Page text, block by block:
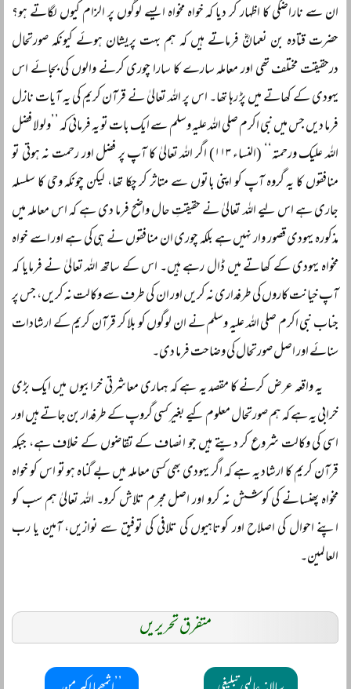
ان سے ناراضگی کا اظہار کر دیا کہ خواہ مخواہ ایسے لوگوں پر الزام کیوں لگاتے ہو؟
حضرت قتادہ بن نعمانؓ فرماتے ہیں کہ ہم بہت پریشان ہوئے کیونکہ صورتحال
درحقیقت مختلف تھی اور معاملہ سارے کا سارا چوری کرنے والوں کی بجائے اس
یہودی کے کھاتے میں پڑ رہا تھا۔ اس پر اللہ تعالیٰ نے قرآن کریم کی یہ آیات نازل
فرما دیں جس میں نبی اکرم صلی اللہ علیہ وسلم سے ایک بات تو یہ فرمائی کہ ’’ولو لا فضل
اللہ علیک ورحمتہ‘‘ (النساء ۱۱۳) اگر اللہ تعالیٰ کا آپ پر فضل اور رحمت نہ ہوتی تو
منافقوں کا یہ گروہ آپ کو اپنی باتوں سے متاثر کر چکا تھا، لیکن چونکہ وحی کا سلسلہ
جاری ہے اس لیے اللہ تعالیٰ نے حقیقتِ حال واضح فرما دی ہے کہ اس معاملہ میں
مذکورہ یہودی قصور وار نہیں ہے بلکہ چوری ان منافقوں نے ہی کی ہے اور اسے خواہ
مخواہ یہودی کے کھاتے میں ڈال رہے ہیں۔ اس کے ساتھ اللہ تعالیٰ نے فرمایا کہ
آپ خیانت کاروں کی طرفداری نہ کریں اور ان کی طرف سے وکالت نہ کریں، جس پر
جناب نبی اکرم صلی اللہ علیہ وسلم نے ان لوگوں کو بلا کر قرآن کریم کے ارشادات
سنائے اور اصل صورتحال کی وضاحت فرما دی۔
یہ واقعہ عرض کرنے کا مقصد یہ ہے کہ ہماری معاشرتی خرابیوں میں ایک بڑی
خرابی یہ ہے کہ ہم صورتحال معلوم کیے بغیر کسی گروپ کے طرفدار بن جاتے ہیں اور
اسی کی وکالت شروع کر دیتے ہیں جو انصاف کے تقاضوں کے خلاف ہے، جبکہ
قرآن کریم کا ارشاد یہ ہے کہ اگر یہودی بھی کسی معاملہ میں بے گناہ ہو تو اس کو خواہ
مخواہ پھنسانے کی کوشش نہ کرو اور اصل مجرم تلاش کرو۔ اللہ تعالیٰ ہم سب کو
اپنے احوال کی اصلاح اور کوتاہیوں کی تلافی کی توفیق سے نوازیں، آمین یا رب
العالمین۔
متفرق تحریریں